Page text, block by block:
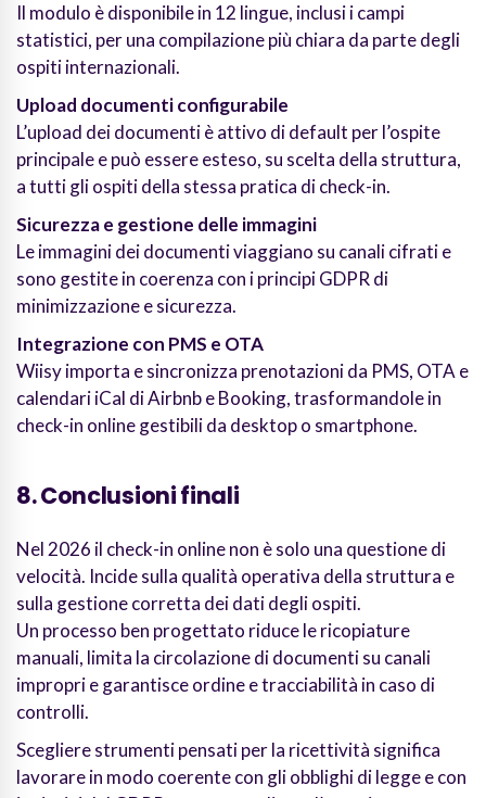
Il modulo è disponibile in 12 lingue, inclusi i campi
statistici, per una compilazione più chiara da parte degli
ospiti internazionali.
Upload documenti configurabile
L’upload dei documenti è attivo di default per l’ospite
principale e può essere esteso, su scelta della struttura,
a tutti gli ospiti della stessa pratica di check-in.
Sicurezza e gestione delle immagini
Le immagini dei documenti viaggiano su canali cifrati e
sono gestite in coerenza con i principi GDPR di
minimizzazione e sicurezza.
Integrazione con PMS e OTA
Wiisy importa e sincronizza prenotazioni da PMS, OTA e
calendari iCal di Airbnb e Booking, trasformandole in
check-in online gestibili da desktop o smartphone.
8. Conclusioni finali
Nel 2026 il check-in online non è solo una questione di
velocità. Incide sulla qualità operativa della struttura e
sulla gestione corretta dei dati degli ospiti.
Un processo ben progettato riduce le ricopiature
manuali, limita la circolazione di documenti su canali
impropri e garantisce ordine e tracciabilità in caso di
controlli.
Scegliere strumenti pensati per la ricettività significa
lavorare in modo coerente con gli obblighi di legge e con